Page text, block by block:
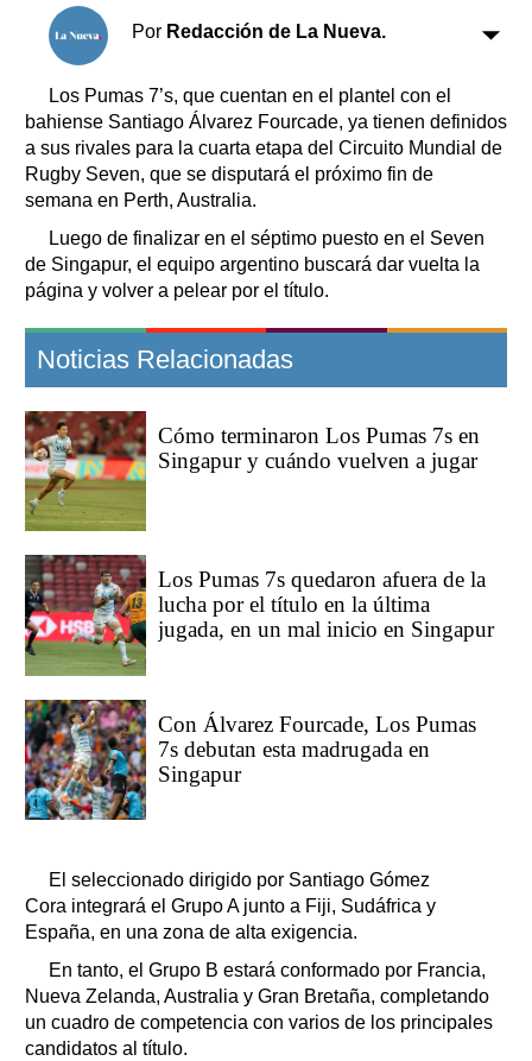
Clasificados
Horóscopo
Servicios
Farmacias
Transportes
Loterías
Datos Útiles
Fúnebres
Edictos
Por Redacción de La Nueva.
Los Pumas 7’s, que cuentan en el plantel con el
bahiense Santiago Álvarez Fourcade, ya tienen definidos
a sus rivales para la cuarta etapa del Circuito Mundial de
Rugby Seven, que se disputará el próximo fin de
semana en Perth, Australia.
Luego de finalizar en el séptimo puesto en el Seven
de Singapur, el equipo argentino buscará dar vuelta la
página y volver a pelear por el título.
Noticias Relacionadas
Cómo terminaron Los Pumas 7s en
Singapur y cuándo vuelven a jugar
Los Pumas 7s quedaron afuera de la
lucha por el título en la última
jugada, en un mal inicio en Singapur
Con Álvarez Fourcade, Los Pumas
7s debutan esta madrugada en
Singapur
El seleccionado dirigido por Santiago Gómez
Cora integrará el Grupo A junto a Fiji, Sudáfrica y
España, en una zona de alta exigencia.
En tanto, el Grupo B estará conformado por Francia,
Nueva Zelanda, Australia y Gran Bretaña, completando
un cuadro de competencia con varios de los principales
candidatos al título.